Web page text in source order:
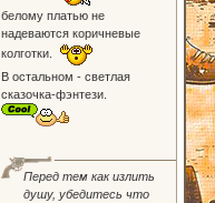
белому платью не
надеваются коричневые
колготки.
В остальном - светлая
сказочка-фэнтези.
Перед тем как излить
душу, убедитесь что